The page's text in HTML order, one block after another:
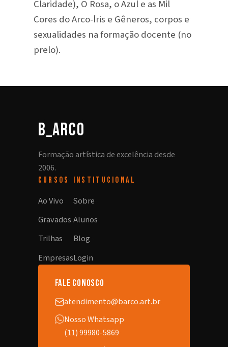
Claridade), O Rosa, o Azul e as Mil
Cores do Arco-Íris e Gêneros, corpos e
sexualidades na formação docente (no
prelo).
b_arco
Formação artística de excelência desde
2006.
CURSOS
Ao Vivo
Gravados
Trilhas
Empresas
INSTITUCIONAL
Sobre
Alunos
Blog
Login
fale conosco
atendimento@barco.art.br
Nosso Whatsapp
(11) 99980-5869